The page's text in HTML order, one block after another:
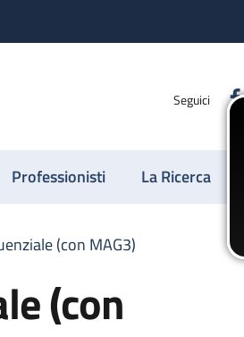
Seguici
Professionisti La Ricerca
(con MAG3)
(con